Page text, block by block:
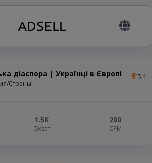
діаспора | Українці в Європі
Страны
5.1
1.5K
Охват
200
СРМ